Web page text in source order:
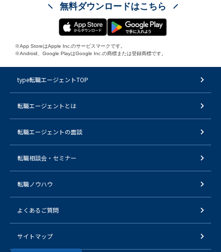
無料ダウンロードはこちら
※App StoreはApple Inc.のサービスマークです。
※Android、Google PlayはGoogle Inc.の商標または登録商標です。
type転職エージェントTOP
転職エージェントとは
転職エージェントの面談
転職相談会・セミナー
転職ノウハウ
よくあるご質問
サイトマップ